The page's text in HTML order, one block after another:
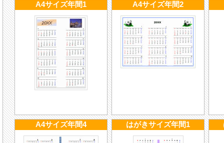
A4サイズ年間1 A4サイズ年間2
A4サイズ年間4 はがきサイズ年間1